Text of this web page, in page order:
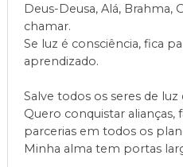
Deus-Deusa, Alá,
chamar.
Se luz é consciência, fica
aprendizado.
Salve todos os seres de luz
Quero conquistar alianças,
parcerias em todos os
Minha alma tem portas